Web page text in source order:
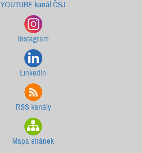
YOUTUBE kanál ČSJ
Instagram
LinkedIn
RSS kanály
Mapa stránek